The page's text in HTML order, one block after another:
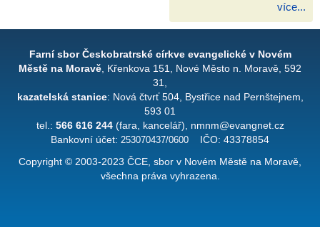
více...
Farní sbor Českobratrské církve evangelické v Novém
Městě na Moravě , Křenkova 151, Nové Město n. Moravě, 592
31,
kazatelská stanice: Nová čtvrť 504, Bystřice nad Pernštejnem,
593 01
tel.: 566 616 244(fara, kancelář), nmnm@evangnet.cz
Bankovní účet: 253070437/0600 IČO: 43378854
Copyright © 2003-2023 ČCE, sbor v Novém Městě na Moravě,
všechna práva vyhrazena.